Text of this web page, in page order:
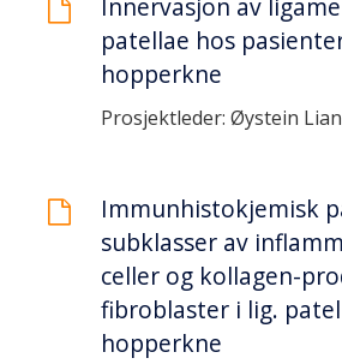
Innervasjon av
patellae hos
hopperkne
Prosjektleder: Øystein Lian
Immunhistokjemisk
subklasser av
celler og kollagen-
fibroblaster i lig.
hopperkne